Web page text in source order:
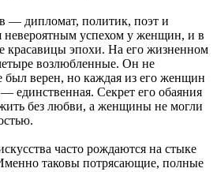
— дипломат, политик, поэт и
невероятным успехом у женщин, и в
красавицы эпохи. На его жизненном
возлюбленные. Он не
был верен, но каждая из его женщин
единственная. Секрет его обаяния
без любви, а женщины не могли
часто рождаются на стыке
таковы потрясающие, полные